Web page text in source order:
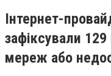
Інтернет-
зафіксували
мереж або